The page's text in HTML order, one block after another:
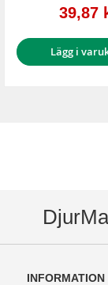
Reapris
39,87
Lägg i
INFORMATION